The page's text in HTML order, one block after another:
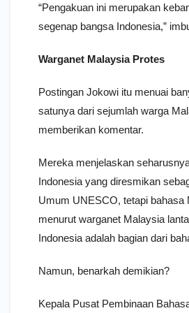
“Pengakuan ini merupakan
segenap bangsa Indonesia,”
Warganet Malaysia Protes
Postingan Jokowi itu menuai
satunya dari sejumlah warga
memberikan komentar.
Mereka menjelaskan
Indonesia yang diresmikan
Umum UNESCO, tetapi bahasa
menurut warganet Malaysia
Indonesia adalah bagian dari
Namun, benarkah demikian?
Kepala Pusat Pembinaan